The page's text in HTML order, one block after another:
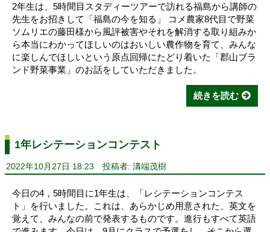
2年生は、5時間目スタディーツアーで訪れる福島から講師の
先生をお招きして「福島の今を知る」 コメ農家8代目で野菜
ソムリエの藤田様から風評被害やそれを解消する取り組みか
ら本当にわかってほしいのはおいしい農作物を育て、みんな
に楽しんでほしいという原点回帰にたどり着いた「郡山ブラ
ンド野菜事業」のお話をしていただきました。
続きを読む
1年レシテーションコンテスト
2022年10月27日 18:23 投稿者: 溝端茂樹
今日の4，5時間目に1年生は、「レシテーションコンテス
ト」を行いました。これは、あらかじめ用意された、英文を
覚えて、みんなの前で発表するものです。進行もすべて英語